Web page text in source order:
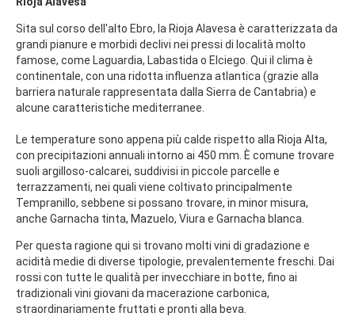
Sita sul corso dell'alto Ebro, la Rioja Alavesa è caratterizzata da
grandi pianure e morbidi declivi nei pressi di località molto
famose, come Laguardia, Labastida o Elciego. Qui il clima è
continentale, con una ridotta influenza atlantica (grazie alla
barriera naturale rappresentata dalla Sierra de Cantabria) e
alcune caratteristiche mediterranee.
Le temperature sono appena più calde rispetto alla Rioja Alta,
con precipitazioni annuali intorno ai 450 mm. È comune trovare
suoli argilloso-calcarei, suddivisi in piccole parcelle e
terrazzamenti, nei quali viene coltivato principalmente
Tempranillo, sebbene si possano trovare, in minor misura,
anche Garnacha tinta, Mazuelo, Viura e Garnacha blanca.
Per questa ragione qui si trovano molti vini di gradazione e
acidità medie di diverse tipologie, prevalentemente freschi. Dai
rossi con tutte le qualità per invecchiare in botte, fino ai
tradizionali vini giovani da macerazione carbonica,
straordinariamente fruttati e pronti alla beva.